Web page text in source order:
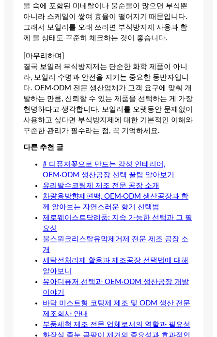
물 속에 포함된 미네랄이나 불순물이 많으면 부식뿐
아니라 스케일이 쌓여 효율이 떨어지기 때문입니다.
그래서 보일러를 오래 쓰려면 부식방지제 사용과 함
께 물 상태도 꾸준히 체크하는 것이 좋습니다.
[마무리하며]
결국 보일러 부식방지제는 단순한 화학 제품이 아니
라, 보일러 수명과 안전을 지키는 중요한 동반자입니
다. OEM·ODM 전문 생산업체가 고객 요구에 맞춰 개
발하는 만큼, 신뢰할 수 있는 제품을 선택하는 게 가장
현명하다고 생각합니다. 보일러를 오랫동안 문제없이
사용하고 싶다면 부식방지제에 대한 기본적인 이해와
꾸준한 관리가 필수라는 점, 꼭 기억하세요.
다른 추천 글
# 디퓨져꽃으로 만드는 감성 인테리어,
OEM·ODM 생산공장 선택 꿀팁 알아보기
유리발수코팅제 제조 전문 공장 소개
차량용방향제편백, OEM·ODM 생산공장과 함
께 알아보는 자연스러운 향기 선택법
제로웨이스트답례품: 지속 가능한 선택과 그 필
요성
불스원크리스탈유막제거제 전문 제조 공장 소
개
세탁전처리제 활용과 제조공장 선택법에 대해
알아보니
유아디퓨저 선택과 OEM·ODM 생산공장 개발
이야기
바닥 미스트형 코팅제 제조 및 ODM 생산 전문
제조회사 안내
부품세척 제조 전문 업체로서의 역할과 필요성
화장실 줄눈 곰팡이 제거의 중요성과 효과적인